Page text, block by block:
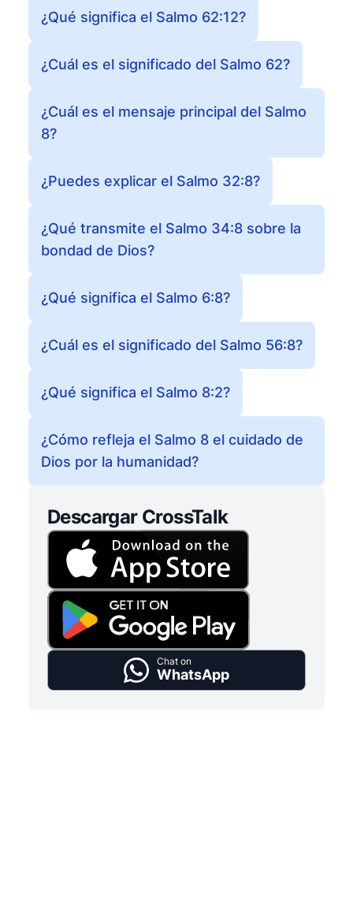
¿Qué significa el Salmo 62:12?
¿Cuál es el significado del Salmo 62?
¿Cuál es el mensaje principal del Salmo
8?
¿Puedes explicar el Salmo 32:8?
¿Qué transmite el Salmo 34:8 sobre la
bondad de Dios?
¿Qué significa el Salmo 6:8?
¿Cuál es el significado del Salmo 56:8?
¿Qué significa el Salmo 8:2?
¿Cómo refleja el Salmo 8 el cuidado de
Dios por la humanidad?
Descargar CrossTalk
Chat on
WhatsApp